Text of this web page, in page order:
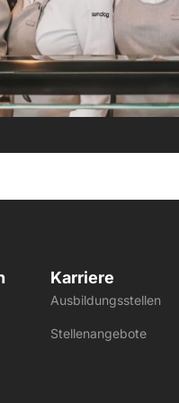
Karriere
Ausbildungsstellen
Stellenangebote